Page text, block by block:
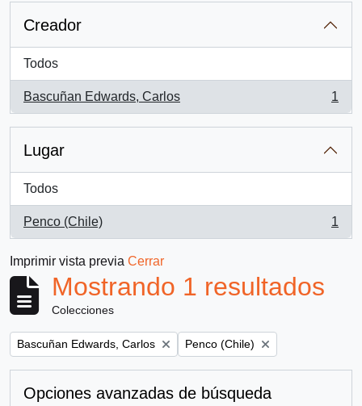
Creador
Todos
Bascuñan Edwards, Carlos
, 1 resultados
1
Lugar
Todos
Penco (Chile)
, 1 resultados
1
Imprimir vista previa Cerrar
Mostrando 1 resultados
Colecciones
Remove filter:
Bascuñan Edwards, Carlos Remove filter:
Penco (Chile)
Opciones avanzadas de búsqueda